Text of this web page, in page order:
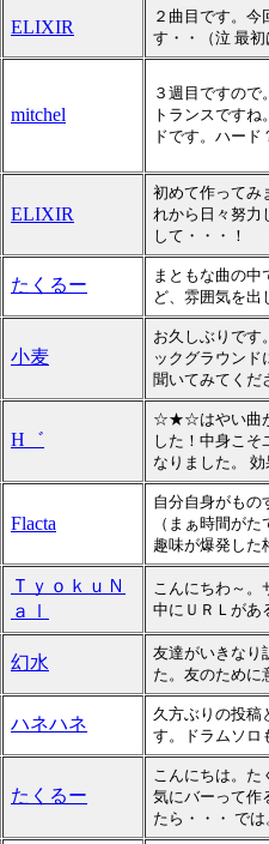
ELIXIR
２曲目です。
す・・（泣 最
mitchel
３週目ですの
トランスです
ドです。ハー
ELIXIR
初めて作ってみ
れから日々努力
して・・・！
たくるー
まともな曲の
ど、雰囲気を出
小麦
お久しぶりです
ックグラウンド
聞いてみてくだ
H゛
☆★☆はやい曲
した！中身こそ
なりました。
Flacta
自分自身がもの
（まぁ時間が
趣味が爆発した
ＴｙｏｋｕＮ
ａｌ
こんにちわ～
中にＵＲＬがあ
幻水
友達がいきなり
た。友のために
ハネハネ
久方ぶりの投稿
す。ドラムソロ
たくるー
こんにちは。
気にバーって作
たら・・・ では